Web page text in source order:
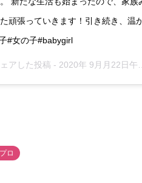
頑張っていきます！引き続き、温
#女の子#babygirl
アした投稿 - 2020年 9月月22日午後8時36分PDT
ロ